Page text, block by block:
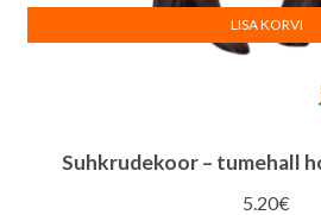
Suhkrudekoor – tumehall
5.20€
LISA KORVI